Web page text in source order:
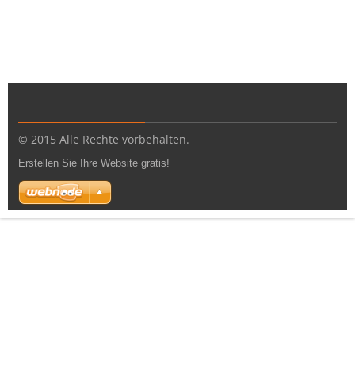
© 2015 Alle Rechte vorbehalten.
Erstellen Sie Ihre Website gratis!